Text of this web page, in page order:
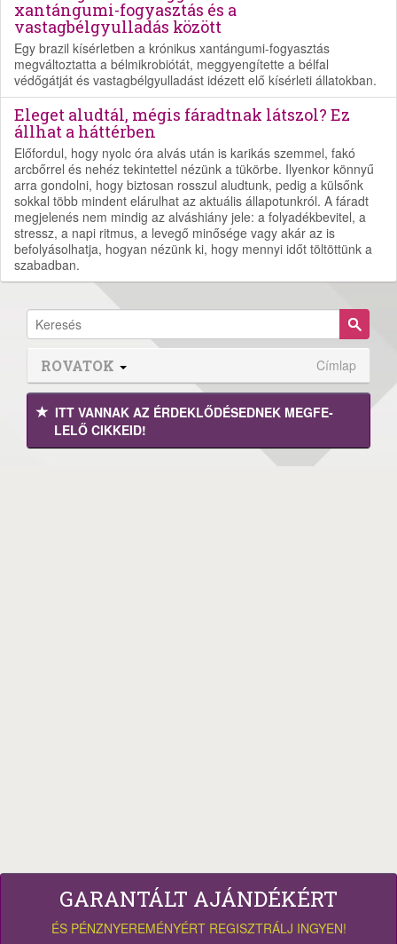
xantángumi-fogyasztás és a
vastagbélgyulladás között
Egy brazil kísérletben a krónikus xantángumi-fogyasztás
megváltoztatta a bélmikrobiótát, meggyengítette a bélfal
védőgátját és vastagbélgyulladást idézett elő kísérleti állatokban.
Eleget aludtál, mégis fáradtnak látszol? Ez
állhat a háttérben
Előfordul, hogy nyolc óra alvás után is karikás szemmel, fakó
arcbőrrel és nehéz tekintettel nézünk a tükörbe. Ilyenkor könnyű
arra gondolni, hogy biztosan rosszul aludtunk, pedig a külsőnk
sokkal több mindent elárulhat az aktuális állapotunkról. A fáradt
megjelenés nem mindig az alváshiány jele: a folyadékbevitel, a
stressz, a napi ritmus, a levegő minősége vagy akár az is
befolyásolhatja, hogyan nézünk ki, hogy mennyi időt töltöttünk a
szabadban.
ROVATOK Címlap
ITT VANNAK AZ ÉRDEK­LŐDÉ­SEDNEK MEGFE­
LELŐ CIKKEID!
GARANTÁLT AJÁNDÉKÉRT
ÉS PÉNZNYEREMÉNYÉRT REGISZTRÁLJ INGYEN!